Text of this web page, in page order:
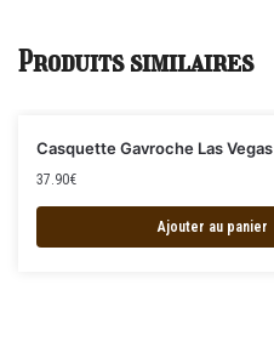
Produits similaires
Casquette Gavroche Las Vegas
37.90€
Ajouter au panier